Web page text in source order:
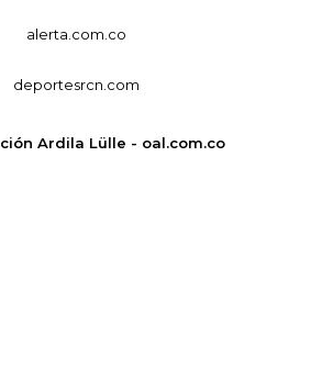
alerta.com.co
deportesrcn.com
Ardila Lülle - oal.com.co